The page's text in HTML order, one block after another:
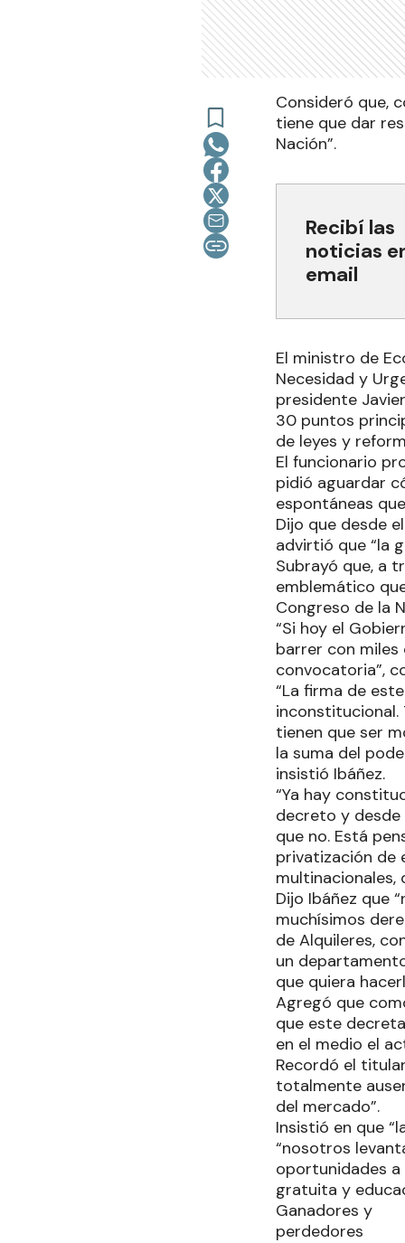
Consideró que,
tiene que dar
Nación”.
Recibí las
noticias
email
El ministro de
Necesidad y
presidente
30 puntos
de leyes y
El funcionario
pidió aguardar
espontáneas
Dijo que desde
advirtió que “la
Subrayó que, a
emblemático
Congreso de la
“Si hoy el
barrer con miles
convocatoria”,
“La firma de
inconstitucional.
tienen que ser
la suma del
insistió Ibáñez.
“Ya hay
decreto y desde
que no. Está
privatización de
multinacionales,
Dijo Ibáñez que
muchísimos
de Alquileres,
un
que quiera
Agregó que
que este
en el medio el
Recordó el
totalmente
del mercado”.
Insistió en que
“nosotros
oportunidades
gratuita y
Ganadores y
perdedores